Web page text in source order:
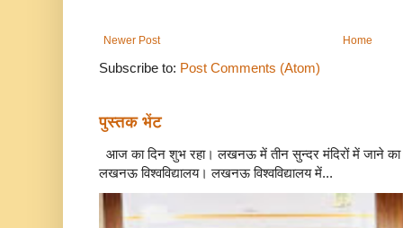
Newer Post Home
Subscribe to: Post Comments (Atom)
पुस्तक भेंट
आज का दिन शुभ रहा। लखनऊ में तीन सुन्दर मंदिरों में जाने
लखनऊ विश्वविद्यालय। लखनऊ विश्वविद्यालय में...